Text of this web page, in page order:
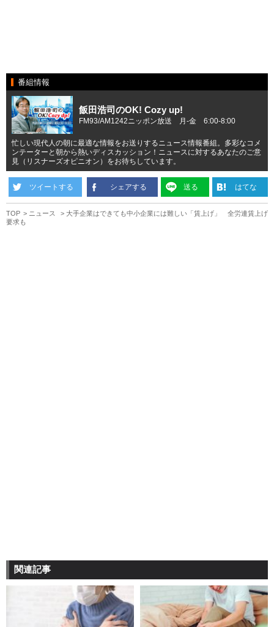
番組情報
飯田浩司のOK! Cozy up!
FM93/AM1242ニッポン放送 月-金 6:00-8:00
忙しい現代人の朝に最適な情報をお送りするニュース情報番組。多彩なコメ
ンテーターと朝から熱いディスカッション！ニュースに対するあなたのご意
見（リスナーズオピニオン）をお待ちしています。
ツイートする シェアする 送る はてな
TOP ニュース
大手企業はできても中小企業には難しい「賃上げ」 全労連賃上げ
要求も
関連記事